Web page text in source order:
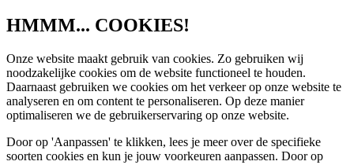
HMMM... COOKIES!
Onze website maakt gebruik van cookies. Zo gebruiken wij
noodzakelijke cookies om de website functioneel te houden.
Daarnaast gebruiken we cookies om het verkeer op onze website te
analyseren en om content te personaliseren. Op deze manier
optimaliseren we de gebruikerservaring op onze website.
Door op 'Aanpassen' te klikken, lees je meer over de specifieke
soorten cookies en kun je jouw voorkeuren aanpassen. Door op